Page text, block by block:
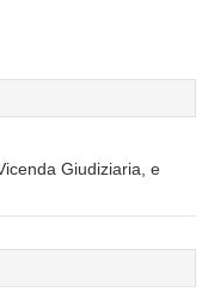
Giudiziaria, e